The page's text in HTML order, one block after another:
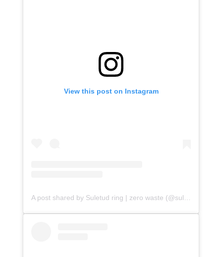
View this post on Instagram